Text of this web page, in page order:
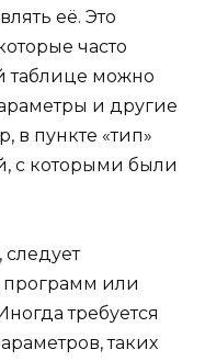
её. Это
часто
таблице можно
и другие
в пункте «тип»
с которыми были
программ или
требуется
таких